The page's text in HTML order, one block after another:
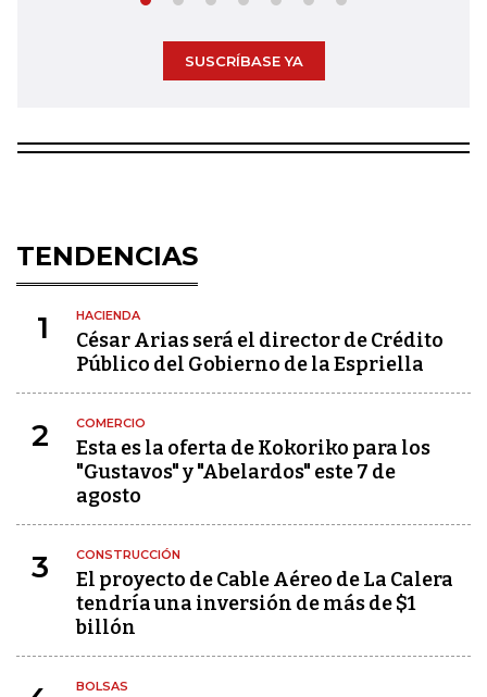
SUSCRÍBASE YA
TENDENCIAS
1 HACIENDA
César Arias será el director de Crédito
Público del Gobierno de la Espriella
2 COMERCIO
Esta es la oferta de Kokoriko para los
"Gustavos" y "Abelardos" este 7 de
agosto
3 CONSTRUCCIÓN
El proyecto de Cable Aéreo de La Calera
tendría una inversión de más de $1
billón
BOLSAS